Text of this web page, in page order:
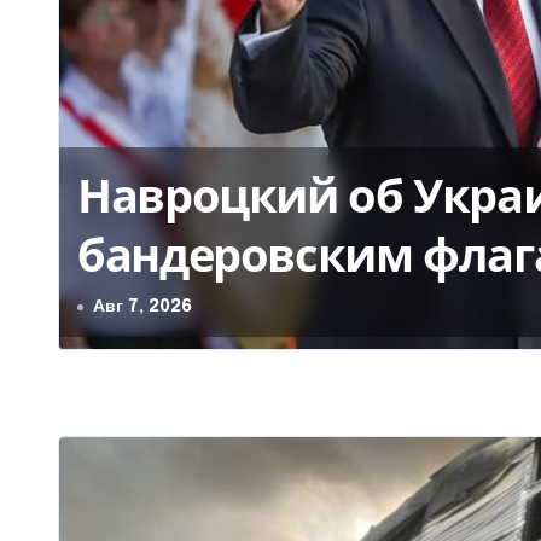
Навроцкий об
бандеровским
место в Польше
Авг 7, 2026